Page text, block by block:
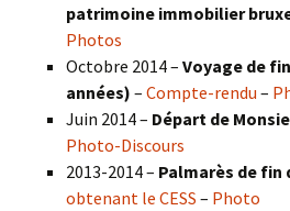
patrimoine immobilier
Photos
Octobre 2014 – Voyage de
années) – Compte-rendu –
Juin 2014 – Départ de
Photo-Discours
2013-2014 – Palmarès de fin
obtenant le CESS – Photo